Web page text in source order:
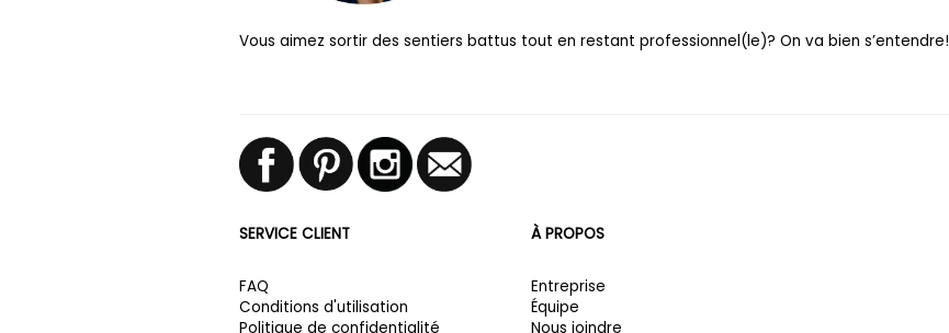
Vous aimez sortir des sentiers battus tout en restant professionnel(le)? On va bien s’entendre!
SERVICE CLIENT
FAQ
Conditions d'utilisation
Politique de confidentialité
À PROPOS
Entreprise
Équipe
Nous joindre